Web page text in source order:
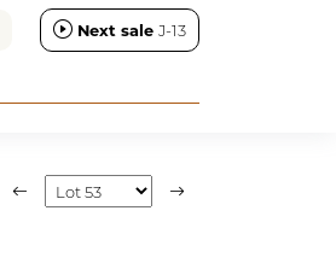
Next sale J-13